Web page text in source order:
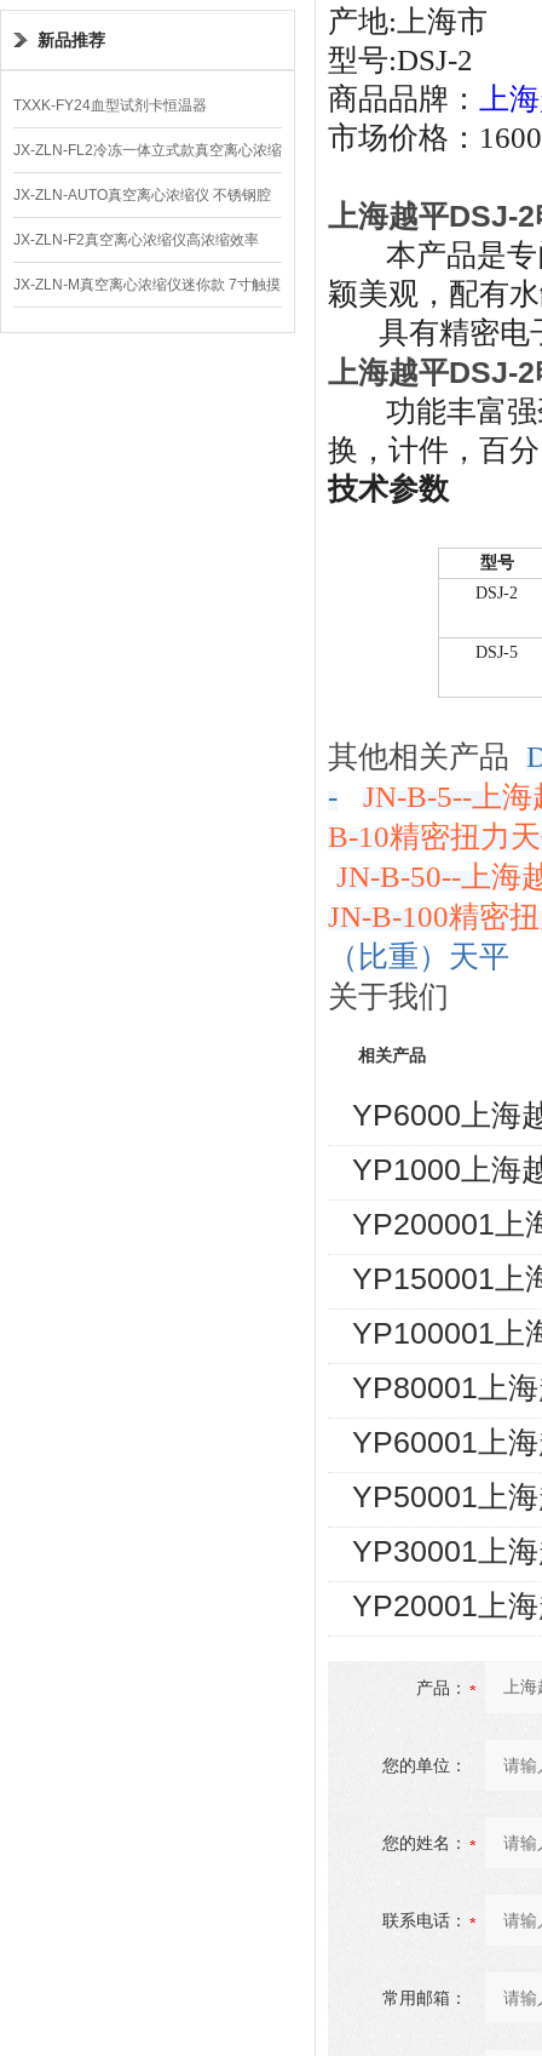
新品推荐
TXXK-FY24血型试剂卡恒温器
JX-ZLN-FL2冷冻一体立式款真空离心浓缩
仪 低温功能
JX-ZLN-AUTO真空离心浓缩仪 不锈钢腔
体
JX-ZLN-F2真空离心浓缩仪高浓缩效率
JX-ZLN-M真空离心浓缩仪迷你款 7寸触摸
屏
产地:上海市
型号:DSJ-2
商品品牌：
上
市场价格：
上海越平DSJ-
本产品是专
颖美观，配有
具有精密电
上海越平DSJ-
功能丰富强
换，计件，百
技术参数
型号
DSJ-2
DSJ-5
其他相关产品
-
JN-B-5--上
B-10精密扭力
JN-B-50--上海
JN-B-100精密
（比重）天平
关于我们
相关产品
YP6000上海
YP1000上海
YP200001上
YP150001上
YP100001上
YP80001上
YP60001上
YP50001上
YP30001上
YP20001上
产品：
您的单位：
您的姓名：
联系电话：
常用邮箱：